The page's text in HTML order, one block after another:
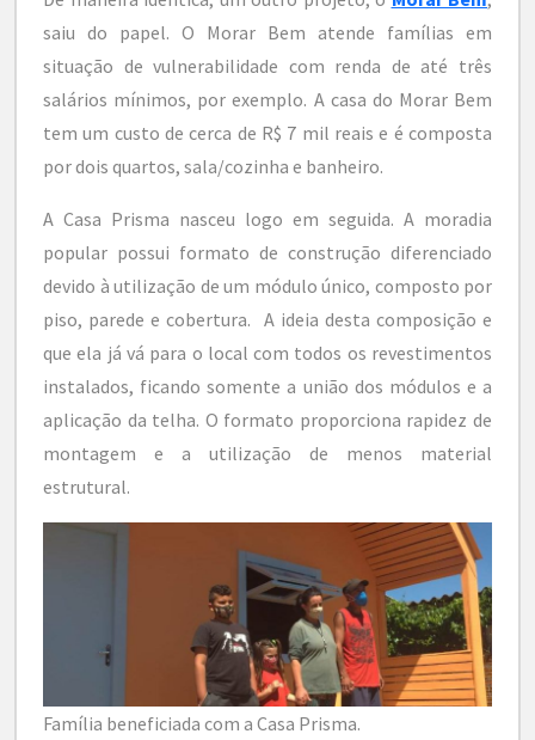
saiu do papel. O Morar Bem atende famílias em
situação de vulnerabilidade com renda de até três
salários mínimos, por exemplo. A casa do Morar Bem
tem um custo de cerca de R$ 7 mil reais e é composta
por dois quartos, sala/cozinha e banheiro.
A Casa Prisma nasceu logo em seguida. A moradia
popular possui formato de construção diferenciado
devido à utilização de um módulo único, composto por
piso, parede e cobertura. A ideia desta composição e
que ela já vá para o local com todos os revestimentos
instalados, ficando somente a união dos módulos e a
aplicação da telha. O formato proporciona rapidez de
montagem e a utilização de menos material
estrutural.
Família beneficiada com a Casa Prisma.